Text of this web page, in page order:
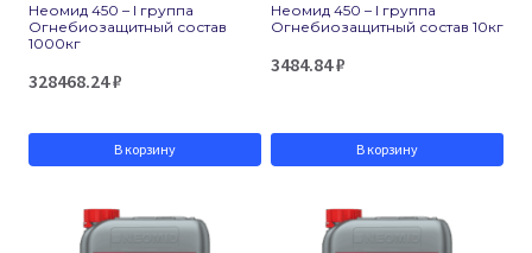
Неомид 450 – I группа
Огнебиозащитный состав
1000кг
328468.24₽
В корзину
Неомид 450 – I группа
Огнебиозащитный состав 10кг
3484.84₽
В корзину